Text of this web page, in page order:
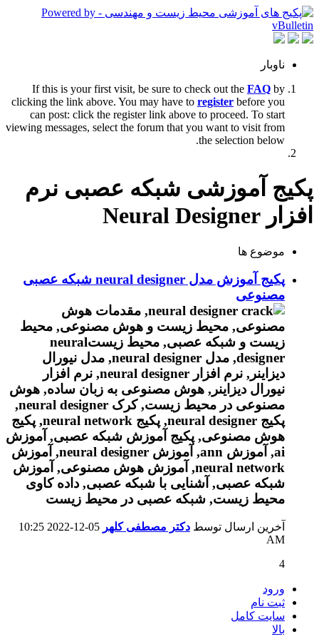
ناوبار
If this is your first visit, be sure to check out the FAQ by
clicking the link above. You may have to register before you
can post: click the register link above to proceed. To start
viewing messages, select the forum that you want to visit from
the selection below.
پکیج آموزشی شبکه عصبی نرم
افزار Neural Designer
موضوع ها
پکیج آموزش مدل neural designer شبکه عصبی
مصنوعی
آخرین ارسال توسط دکتر مصطفی کلهر
10:25
AM
4
ورود
ثبت نام
سایت کامل
بالا